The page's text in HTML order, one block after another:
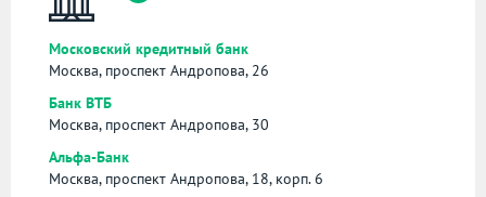
Московский кредитный банк
Москва, проспект Андропова, 26
Банк ВТБ
Москва, проспект Андропова, 30
Альфа-Банк
Москва, проспект Андропова, 18, корп. 6